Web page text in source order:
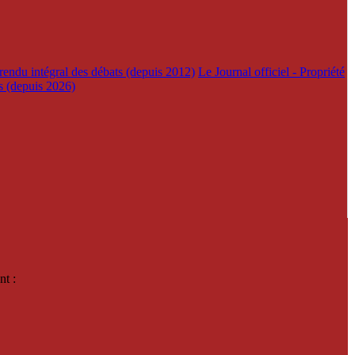
intégral des débats (depuis 2012) Le Journal officiel - Propriété
(depuis 2026)
: